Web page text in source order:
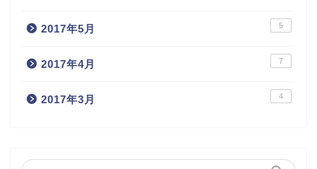
2017年5月 5
2017年4月 7
2017年3月 4